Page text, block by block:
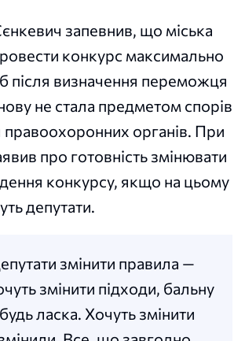
запевнив, що міська
конкурс максимально
після визначення переможця
не стала предметом спорів
правоохоронних органів. При
про готовність змінювати
конкурсу, якщо на цьому
депутати.
змінити правила —
змінити підходи, бальну
ласка. Хочуть змінити